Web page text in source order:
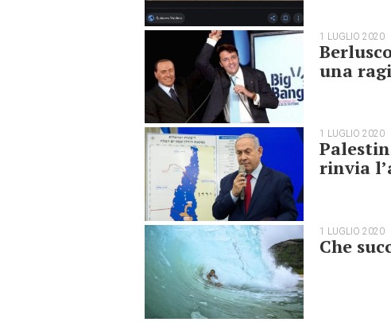
1 LUGLIO 2020
una
1 LUGLIO 2020
rinvia
1 LUGLIO 2020
Che